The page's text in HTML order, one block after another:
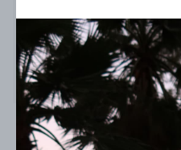
Ürün Açıklaması
Model Ölçüleri : 167cm/53kg
Modelin Beden : STANDART beden
Ürün İçeriği : -
Ürün Boyu :